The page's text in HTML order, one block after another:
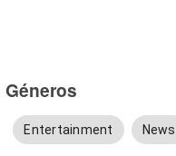
Géneros
Entertainment News